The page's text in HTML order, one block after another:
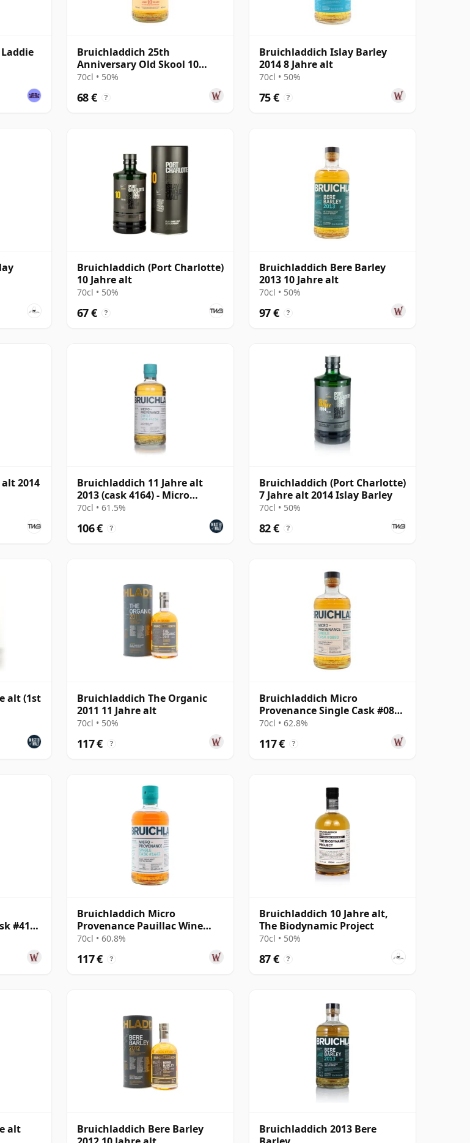
Bruichladdich 25th
Anniversary Old Skool 10
Jahre alt
70cl • 50%
68 € ?
Bruichladdich Islay Barley
2014 8 Jahre alt
70cl • 50%
75 € ?
Bruichladdich (Port Charlotte)
10 Jahre alt
70cl • 50%
67 € ?
Bruichladdich Bere Barley
2013 10 Jahre alt
70cl • 50%
97 € ?
2014
Bruichladdich 11 Jahre alt
2013 (cask 4164) - Micro
Provenance Series
70cl • 61.5%
106 € ?
Bruichladdich (Port Charlotte)
7 Jahre alt 2014 Islay Barley
70cl • 50%
82 € ?
alt (1st
Bruichladdich The Organic
2011 11 Jahre alt
70cl • 50%
117 € ?
Bruichladdich Micro
Provenance Single Cask #0893
2011 13 Jahre alt
70cl • 62.8%
117 € ?
#4164
Bruichladdich Micro
Provenance Pauillac Wine
Cask #1447 2011 13 Jahre alt
70cl • 60.8%
117 € ?
Bruichladdich 10 Jahre alt,
The Biodynamic Project
70cl • 50%
87 € ?
alt
Bruichladdich Bere Barley
Bruichladdich 2013 Bere